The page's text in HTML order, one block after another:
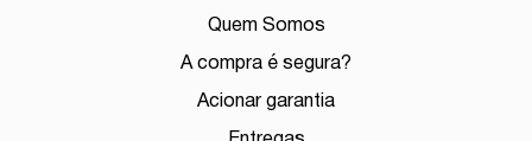
Quem Somos
A compra é segura?
Acionar garantia